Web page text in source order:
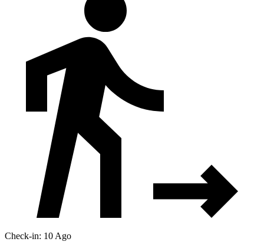
Check-in: 10 Ago